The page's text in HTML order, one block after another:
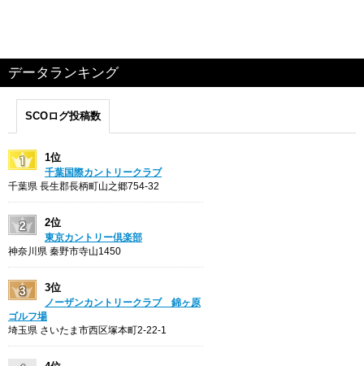
データランキング
SCOログ投稿数
1位
千葉国際カントリークラブ
千葉県 長生郡長柄町山之郷754-32
2位
東京カントリー倶楽部
神奈川県 秦野市寺山1450
3位
ノーザンカントリークラブ 錦ヶ原
ゴルフ場
埼玉県 さいたま市西区塚本町2-22-1